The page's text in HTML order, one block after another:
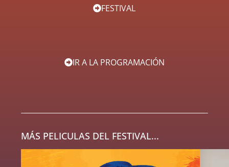
FESTIVAL
IR A LA PROGRAMACIÓN
MÁS PELICULAS DEL FESTIVAL...